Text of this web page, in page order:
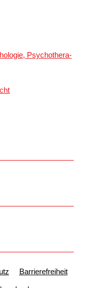
Psy­cho­the­ra­
Bar­rie­re­frei­heit